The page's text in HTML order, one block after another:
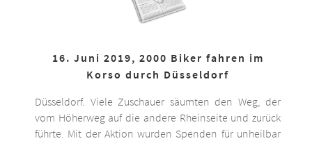
16. Juni 2019, 2000 Biker fahren im
Korso durch Düsseldorf
Düsseldorf. Viele Zuschauer säumten den Weg, der
vom Höherweg auf die andere Rheinseite und zurück
führte. Mit der Aktion wurden Spenden für unheilbar